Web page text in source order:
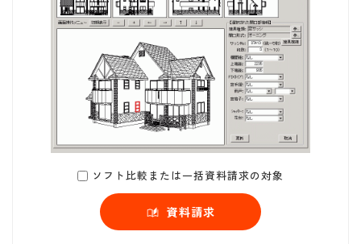
ソフト比較または一括資料請求の対象
資料請求